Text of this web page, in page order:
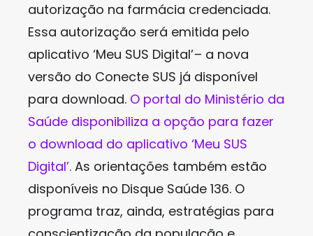
autorização na farmácia credenciada.
Essa autorização será emitida pelo
aplicativo ‘Meu SUS Digital’– a nova
versão do Conecte SUS já disponível
para download. O portal do Ministério da
Saúde disponibiliza a opção para fazer
o download do aplicativo ‘Meu SUS
Digital’. As orientações também estão
disponíveis no Disque Saúde 136. O
programa traz, ainda, estratégias para